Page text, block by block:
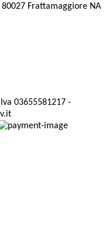
80027 Frattamaggiore NA
03655581217 -